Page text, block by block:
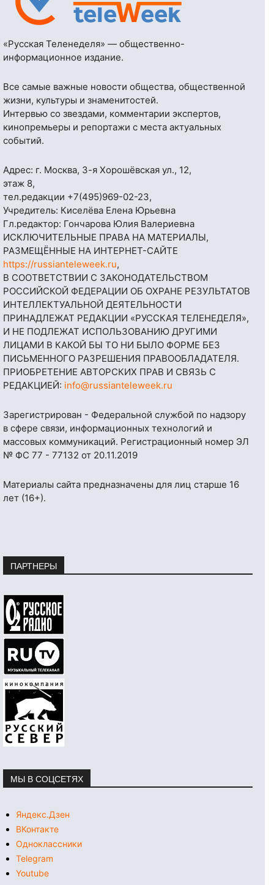
«Русская Теленеделя» — общественно-
информационное издание.
Все самые важные новости общества, общественной
жизни, культуры и знаменитостей.
Интервью со звездами, комментарии экспертов,
кинопремьеры и репортажи с места актуальных
событий.
Адрес: г. Москва, 3-я Хорошёвская ул., 12,
этаж 8,
тел.редакции +7(495)969-02-23,
Учредитель: Киселёва Елена Юрьевна
Гл.редактор: Гончарова Юлия Валериевна
ИСКЛЮЧИТЕЛЬНЫЕ ПРАВА НА МАТЕРИАЛЫ,
РАЗМЕЩЁННЫЕ НА ИНТЕРНЕТ-САЙТЕ
https://russianteleweek.ru,
В СООТВЕТСТВИИ С ЗАКОНОДАТЕЛЬСТВОМ
РОССИЙСКОЙ ФЕДЕРАЦИИ ОБ ОХРАНЕ РЕЗУЛЬТАТОВ
ИНТЕЛЛЕКТУАЛЬНОЙ ДЕЯТЕЛЬНОСТИ
ПРИНАДЛЕЖАТ РЕДАКЦИИ «РУССКАЯ ТЕЛЕНЕДЕЛЯ»,
И НЕ ПОДЛЕЖАТ ИСПОЛЬЗОВАНИЮ ДРУГИМИ
ЛИЦАМИ В КАКОЙ БЫ ТО НИ БЫЛО ФОРМЕ БЕЗ
ПИСЬМЕННОГО РАЗРЕШЕНИЯ ПРАВООБЛАДАТЕЛЯ.
ПРИОБРЕТЕНИЕ АВТОРСКИХ ПРАВ И СВЯЗЬ С
РЕДАКЦИЕЙ: info@russianteleweek.ru
Зарегистрирован - Федеральной службой по надзору
в сфере связи, информационных технологий и
массовых коммуникаций. Регистрационный номер ЭЛ
№ ФС 77 - 77132 от 20.11.2019
Материалы сайта предназначены для лиц старше 16
лет (16+).
ПАРТНЕРЫ
МЫ В СОЦСЕТЯХ
Яндекс.Дзен
ВКонтакте
Одноклассники
Telegram
Youtube